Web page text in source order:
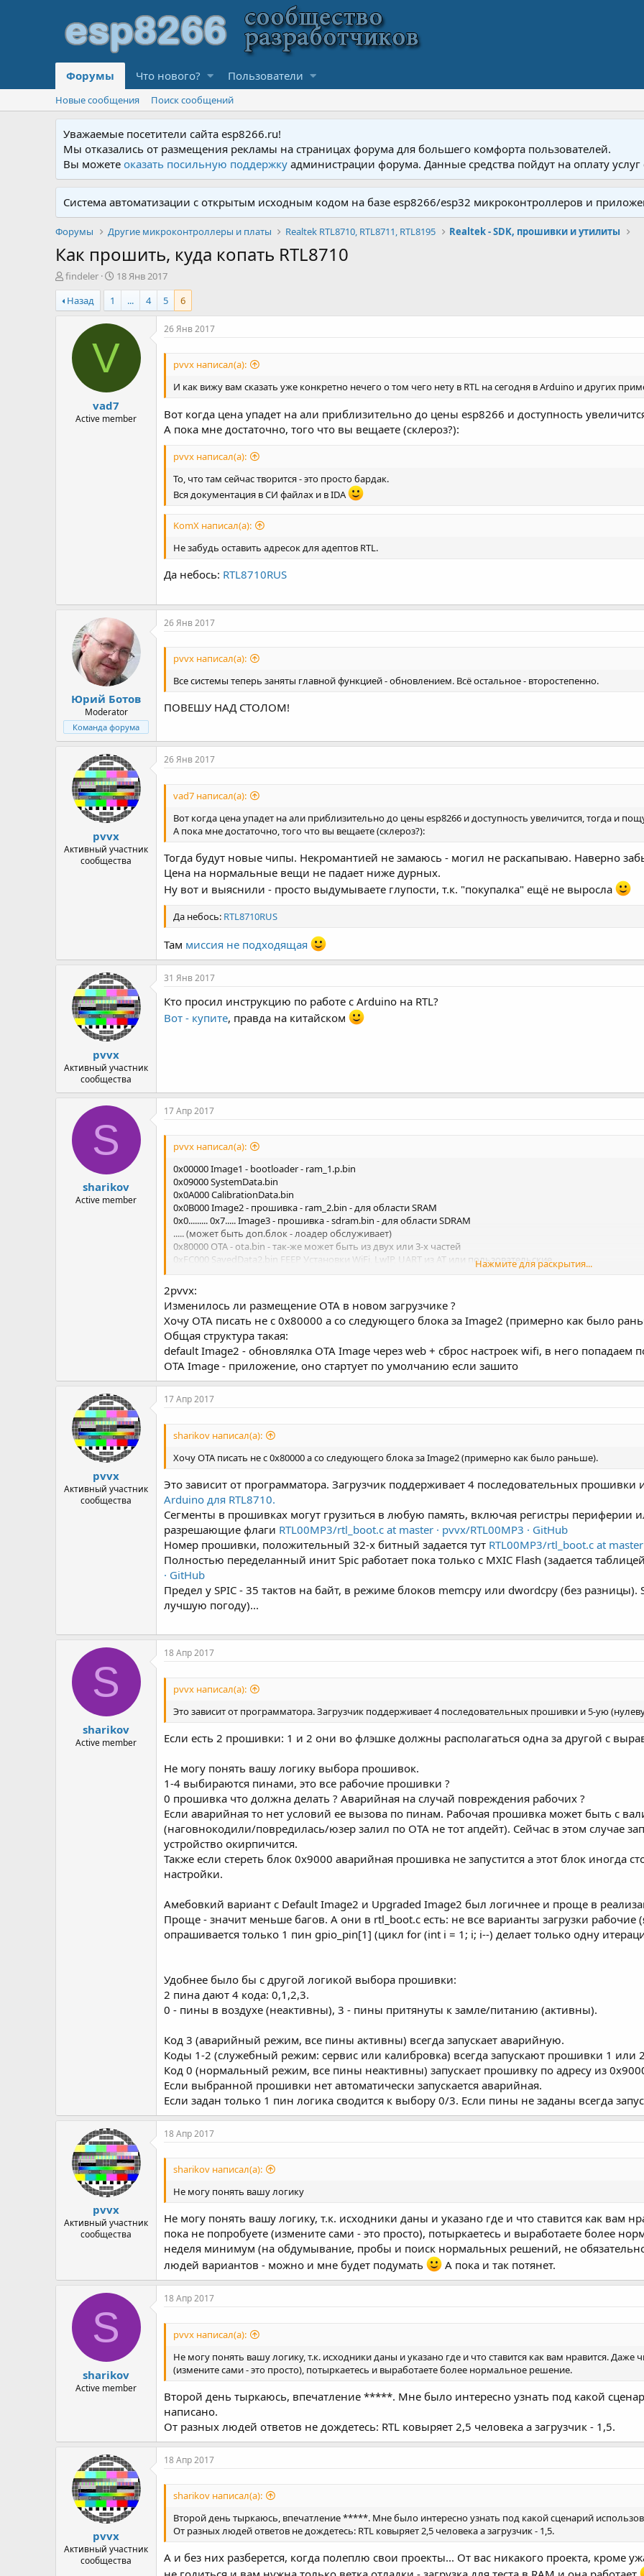
Форумы Что нового? Пользователи
Новые сообщения Поиск сообщений
Уважаемые посетители сайта esp8266.ru!
Мы отказались от размещения рекламы на страницах форума для большего комфорта пользователей.
Вы можетеоказать посильную поддержку администрации форума. Данные средства пойдут на оплату
Система автоматизации с открытым исходным кодом на базе esp8266/esp32 микроконтроллеров и
Форумы Другие микроконтроллеры и платы Realtek RTL8710, RTL8711, RTL8195 Realtek - SDK, прошивки и утилиты
Как прошить, куда копать RTL8710
А
в
т
о
м
findeler
Д
а
а
н
ч
а
18 Янв 2017
Назад
1 ... 4 5 6
V
vad7
Active member
26 Янв 2017
pvvx написал(а):
И как вижу вам сказать уже конкретно нечего о том чего нету в RTL на сегодня в Arduino и других
Вот когда цена упадет на али приблизительно до цены esp8266 и доступность
А пока мне достаточно, того что вы вещаете (склероз?):
pvvx написал(а):
То, что там сейчас творится - это просто бардак.
Вся документация в CИ файлах и в IDA
KomX написал(а):
Не забудь оставить адресок для адептов RTL.
Да небось: RTL8710RUS
Юрий Ботов
Moderator
Команда форума
26 Янв 2017
pvvx написал(а):
Все системы теперь заняты главной функцией - обновлением. Всё остальное - второстепенно.
ПОВЕШУ НАД СТОЛОМ!
pvvx
Активный участник
сообщества
26 Янв 2017
vad7 написал(а):
Вот когда цена упадет на али приблизительно до цены esp8266 и доступность увеличится, тогда и
А пока мне достаточно, того что вы вещаете (склероз?):
Тогда будут новые чипы. Некромантией не замаюсь - могил не раскапываю. Наверно
Цена на нормальные вещи не падает ниже дурных.
Ну вот и выяснили - просто выдумываете глупости, т.к. "покупалка" ещё не выросла
Да небось: RTL8710RUS
Там миссия не подходящая
pvvx
Активный участник
сообщества
31 Янв 2017
Кто просил инструкцию по работе с Arduino на RTL?
Вот - купите, правда на китайском
S
sharikov
Active member
17 Апр 2017
pvvx написал(а):
0x00000 Image1 - bootloader - ram_1.p.bin
0x09000 SystemData.bin
0x0A000 CalibrationData.bin
0x0B000 Image2 - прошивка - ram_2.bin - для области SRAM
0x0......... 0x7..... Image3 - прошивка - sdram.bin - для области SDRAM
..... (может быть доп.блок - лоадер обслуживает)
0x80000 OTA - ota.bin - так-же может быть из двух или 3-х частей
0xFC000 SavedData2.bin FEEP Установки WiFi, LwIP, UART из AT или пользовательские
Нажмите для раскрытия...
2pvvx:
Изменилось ли размещение OTA в новом загрузчике ?
Хочу OTA писать не с 0x80000 а со следующего блока за Image2 (примерно как было
Общая структура такая:
default Image2 - обновлялка OTA Image через web + сброс настроек wifi, в него попадаем
OTA Image - приложение, оно стартует по умолчанию если зашито
pvvx
Активный участник
сообщества
17 Апр 2017
sharikov написал(а):
Хочу OTA писать не с 0x80000 а со следующего блока за Image2 (примерно как было раньше).
Это зависит от программатора. Загрузчик поддерживает 4 последовательных прошивки
Arduino для RTL8710.
Сегменты в прошивках могут грузиться в любую память, включая регистры периферии
разрешающие флаги RTL00MP3/rtl_boot.c at master · pvvx/RTL00MP3 · GitHub
Номер прошивки, положительный 32-х битный задается тут RTL00MP3/rtl_boot.c at
Полностью переделанный инит Spic работает пока только с MXIC Flash (задается
· GitHub
Предел у SPIC - 35 тактов на байт, в режиме блоков memcpy или dwordcpy (без разницы).
лучшую погоду)...
S
sharikov
Active member
18 Апр 2017
pvvx написал(а):
Это зависит от программатора. Загрузчик поддерживает 4 последовательных прошивки и 5-ую
Если есть 2 прошивки: 1 и 2 они во флэшке должны располагаться одна за другой с
Не могу понять вашу логику выбора прошивок.
1-4 выбираются пинами, это все рабочие прошивки ?
0 прошивка что должна делать ? Аварийная на случай повреждения рабочих ?
Если аварийная то нет условий ее вызова по пинам. Рабочая прошивка может быть с
(наговнокодили/повредилась/юзер залил по OTA не тот апдейт). Сейчас в этом случае
устройство окирпичится.
Также если стереть блок 0x9000 аварийная прошивка не запустится а этот блок иногда
настройки.
Амебовкий вариант с Default Image2 и Upgraded Image2 был логичнее и проще в
Проще - значит меньше багов. А они в rtl_boot.c есть: не все варианты загрузки рабочие
опрашивается только 1 пин gpio_pin[1] (цикл for (int i = 1; i; i--) делает только одну
Удобнее было бы с другой логикой выбора прошивки:
2 пина дают 4 кода: 0,1,2,3.
0 - пины в воздухе (неактивны), 3 - пины притянуты к замле/питанию (активны).
Код 3 (аварийный режим, все пины активны) всегда запускает аварийную.
Коды 1-2 (служебный режим: сервис или калибровка) всегда запускают прошивки 1 или
Код 0 (нормальный режим, все пины неактивны) запускает прошивку по адресу из
Если выбранной прошивки нет автоматически запускается аварийная.
Если задан только 1 пин логика сводится к выбору 0/3. Если пины не заданы всегда
pvvx
Активный участник
сообщества
18 Апр 2017
sharikov написал(а):
Не могу понять вашу логику
Не могу понять вашу логику, т.к. исходники даны и указано где и что ставится как вам
пока не попробуете (измените сами - это просто), потыркаетесь и выработаете более
неделя минимум (на обдумывание, пробы и поиск нормальных решений, не
людей вариантов - можно и мне будет подумать
А пока и так потянет.
S
sharikov
Active member
18 Апр 2017
pvvx написал(а):
Не могу понять вашу логику, т.к. исходники даны и указано где и что ставится как вам нравится.
(измените сами - это просто), потыркаетесь и выработаете более нормальное решение.
Второй день тыркаюсь, впечатление *****. Мне было интересно узнать под какой
написано.
От разных людей ответов не дождетесь: RTL ковыряет 2,5 человека а загрузчик - 1,5.
pvvx
Активный участник
сообщества
18 Апр 2017
sharikov написал(а):
Второй день тыркаюсь, впечатление *****. Мне было интересно узнать под какой сценарий
От разных людей ответов не дождетесь: RTL ковыряет 2,5 человека а загрузчик - 1,5.
А и без них разберется, когда полеплю свои проекты... От вас никакого проекта, кроме